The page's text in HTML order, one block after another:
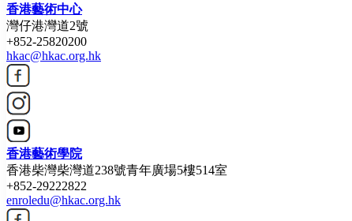
香港藝術中心
灣仔港灣道2號
+852-25820200
hkac@hkac.org.hk
香港藝術學院
香港柴灣柴灣道238號青年廣場5樓514室
+852-29222822
enroledu@hkac.org.hk